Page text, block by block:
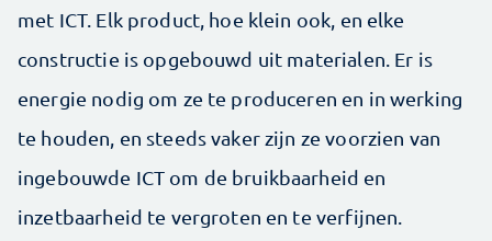
met ICT. Elk product, hoe klein ook, en elke
constructie is opgebouwd uit materialen. Er is
energie nodig om ze te produceren en in werking
te houden, en steeds vaker zijn ze voorzien van
ingebouwde ICT om de bruikbaarheid en
inzetbaarheid te vergroten en te verfijnen.